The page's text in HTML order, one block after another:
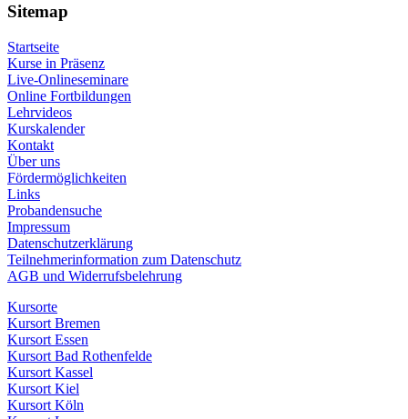
Sitemap
Startseite
Kurse in Präsenz
Live-Onlineseminare
Online Fortbildungen
Lehrvideos
Kurskalender
Kontakt
Über uns
Fördermöglichkeiten
Links
Probandensuche
Impressum
Datenschutzerklärung
Teilnehmerinformation zum Datenschutz
AGB und Widerrufsbelehrung
Kursorte
Kursort Bremen
Kursort Essen
Kursort Bad Rothenfelde
Kursort Kassel
Kursort Kiel
Kursort Köln